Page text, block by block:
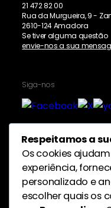
21 472 82 00
Rua da Murgueira, 9 -
2610-124 Amadora
Se tiver alguma questão
envie-nos a sua
Siga-nos
Proteção de dados pessoais
Respeitamos a
Os cookies
experiência,
personalizado e
escolher quais os